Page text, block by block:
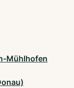
Mühlhofen